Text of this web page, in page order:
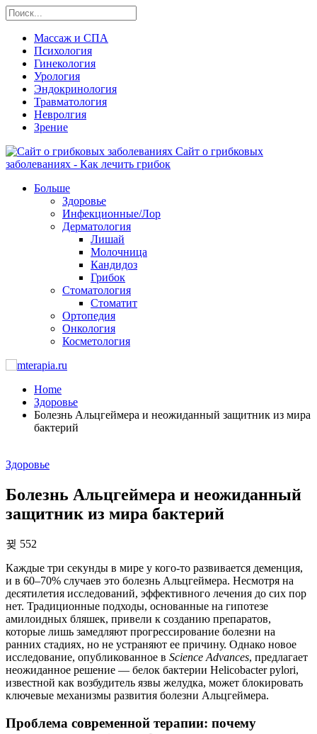
Массаж и СПА
Психология
Гинекология
Урология
Эндокринология
Травматология
Невролгия
Зрение
Сайт о грибковых
заболеваниях - Как лечить грибок
Больше
Здоровье
Инфекционные/Лор
Дерматология
Лишай
Молочница
Кандидоз
Грибок
Стоматология
Стоматит
Ортопедия
Онкология
Косметология
Home
Здоровье
Болезнь Альцгеймера и неожиданный защитник из мира
бактерий
Здоровье
Болезнь Альцгеймера и неожиданный
защитник из мира бактерий
552
Каждые три секунды в мире у кого-то развивается деменция,
и в 60–70% случаев это болезнь Альцгеймера. Несмотря на
десятилетия исследований, эффективного лечения до сих пор
нет. Традиционные подходы, основанные на гипотезе
амилоидных бляшек, привели к созданию препаратов,
которые лишь замедляют прогрессирование болезни на
ранних стадиях, но не устраняют ее причину. Однако новое
исследование, опубликованное в Science Advances, предлагает
неожиданное решение — белок бактерии Helicobacter pylori,
известной как возбудитель язвы желудка, может блокировать
ключевые механизмы развития болезни Альцгеймера.
Проблема современной терапии: почему